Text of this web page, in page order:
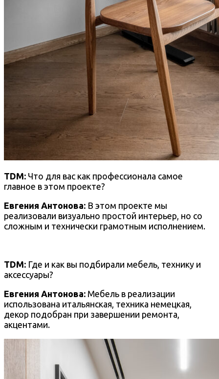
TDM: Что для вас как профессионала самое
главное в этом проекте?
Евгения Антонова: В этом проекте мы
реализовали визуально простой интерьер, но со
сложным и технически грамотным исполнением.
TDM: Где и как вы подбирали мебель, технику и
аксессуары?
Евгения Антонова: Мебель в реализации
использована итальянская, техника немецкая,
декор подобран при завершении ремонта,
акцентами.